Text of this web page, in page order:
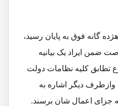
گانه فوق به پایان رسید،
ضمن ایراد یک بیانیه
کلیه نظامات دولت
دیگر اشاره به
جزای اعمال شان برسند.